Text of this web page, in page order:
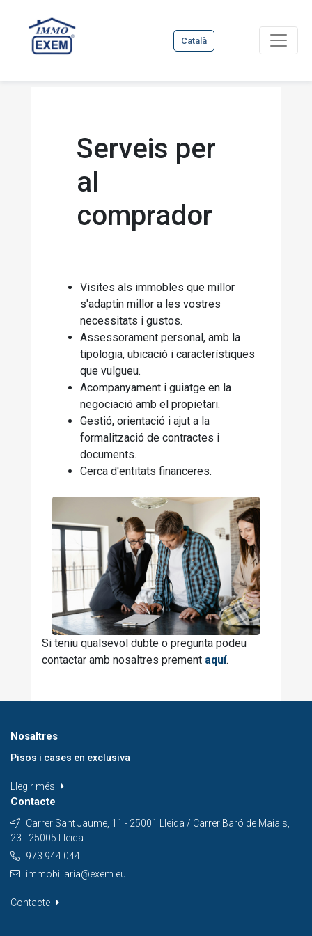
Català
Serveis per
al
comprador
Visites als immobles que millor
s'adaptin millor a les vostres
necessitats i gustos.
Assessorament personal, amb la
tipologia, ubicació i característiques
que vulgueu.
Acompanyament i guiatge en la
negociació amb el propietari.
Gestió, orientació i ajut a la
formalització de contractes i
documents.
Cerca d'entitats financeres.
Si teniu qualsevol dubte o pregunta podeu
contactar amb nosaltres prement aquí.
Nosaltres
Pisos i cases en exclusiva
Llegir més
Contacte
Carrer Sant Jaume, 11 - 25001 Lleida / Carrer Baró de Maials,
23 - 25005 Lleida
973 944 044
immobiliaria@exem.eu
Contacte